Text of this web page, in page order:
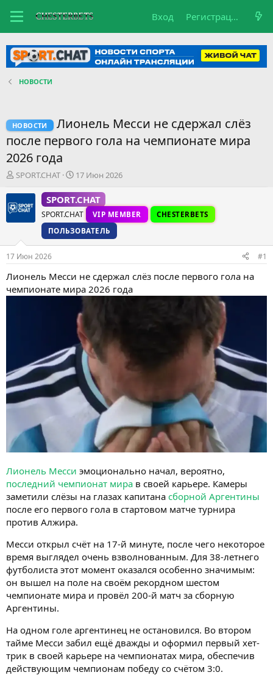
Вход Регистрация
НОВОСТИ
НОВОСТИ
Лионель Месси не сдержал слёз
после первого гола на чемпионате мира
2026 года
А
т
о
е
м
ы
SPORT.CHAT
Д
т
а
н
а
ч
л
а
17 Июн 2026
SPORT.CHAT
SPORT.CHAT VIP MEMBER
CHESTERBETS
ПОЛЬЗОВАТЕЛЬ
17 Июн 2026 #1
Лионель Месси не сдержал слёз после первого гола на
чемпионате мира 2026 года
Лионель Месси эмоционально начал, вероятно,
последний чемпионат мира в своей карьере. Камеры
заметили слёзы на глазах капитана сборной Аргентины
после его первого гола в стартовом матче турнира
против Алжира.
Месси открыл счёт на 17-й минуте, после чего некоторое
время выглядел очень взволнованным. Для 38-летнего
футболиста этот момент оказался особенно значимым:
он вышел на поле на своём рекордном шестом
чемпионате мира и провёл 200-й матч за сборную
Аргентины.
На одном голе аргентинец не остановился. Во втором
тайме Месси забил ещё дважды и оформил первый хет-
трик в своей карьере на чемпионатах мира, обеспечив
действующим чемпионам победу со счётом 3:0.